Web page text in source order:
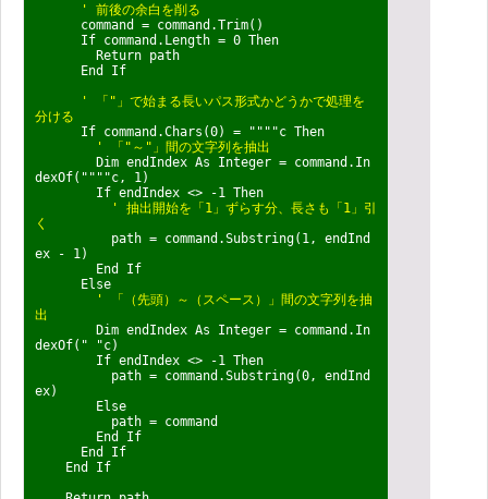
' 前後の余白を削る
command = command.Trim()
If command.Length = 0 Then
Return path
End If
' 「"」で始まる長いパス形式かどうかで処理を
分ける
If command.Chars(0) = """"c Then
' 「"～"」間の文字列を抽出
Dim endIndex As Integer = command.In
dexOf(""""c, 1)
If endIndex <> -1 Then
' 抽出開始を「1」ずらす分、長さも「1」引
く
path = command.Substring(1, endInd
ex - 1)
End If
Else
' 「（先頭）～（スペース）」間の文字列を抽
出
Dim endIndex As Integer = command.In
dexOf(" "c)
If endIndex <> -1 Then
path = command.Substring(0, endInd
ex)
Else
path = command
End If
End If
End If